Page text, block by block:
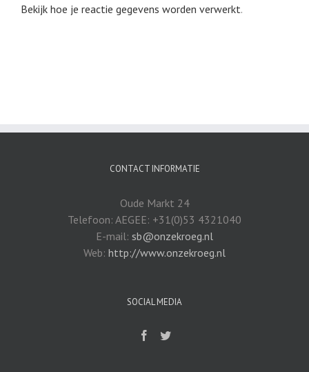
Bekijk hoe je reactie gegevens worden verwerkt.
CONTACT INFORMATIE
Oude Markt 24
Telefoon: AEGEE: +31(0)53 4321040
E-mail: sb@onzekroeg.nl
Web: http://www.onzekroeg.nl
SOCIAL MEDIA